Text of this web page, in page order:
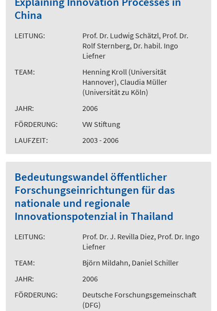
China
LEITUNG:
Prof. Dr. Ludwig Schätzl, Prof. Dr.
Rolf Sternberg, Dr. habil. Ingo
Liefner
TEAM:
Henning Kroll (Universität
Hannover), Claudia Müller
(Universität zu Köln)
JAHR:
2006
FÖRDERUNG:
VW Stiftung
LAUFZEIT:
2003 - 2006
Bedeutungswandel öffentlicher
Forschungseinrichtungen für das
nationale und regionale
Innovationspotenzial in Thailand
LEITUNG:
Prof. Dr. J. Revilla Diez, Prof. Dr. Ingo
Liefner
TEAM:
Björn Mildahn, Daniel Schiller
JAHR:
2006
FÖRDERUNG:
Deutsche Forschungsgemeinschaft
(DFG)